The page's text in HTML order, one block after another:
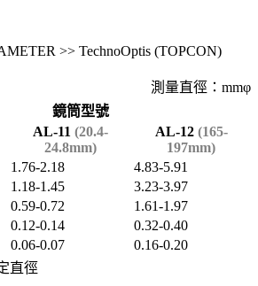
>> TechnoOptis (TOPCON)
測量直徑：mmφ
鏡筒型號
AL-11 (20.4-
24.8mm)
AL-12 (165-
197mm)
1.76-2.18
4.83-5.91
1.18-1.45
3.23-3.97
0.59-0.72
1.61-1.97
0.12-0.14
0.32-0.40
0.06-0.07
0.16-0.20
直徑